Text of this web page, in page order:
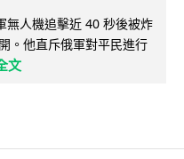
無人機追擊近 40 秒後被炸
。他直斥俄軍對平民進行
文